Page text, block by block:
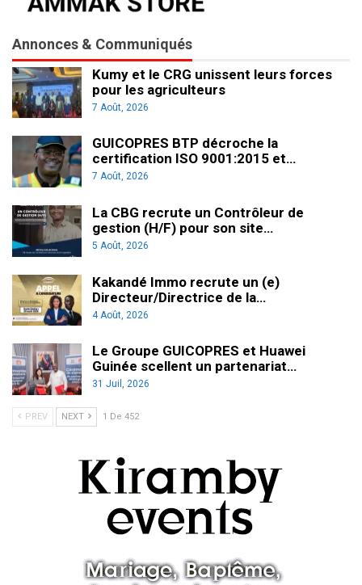
Annonces & Communiqués
Kumy et le CRG unissent leurs forces
pour les agriculteurs
7 Août, 2026
GUICOPRES BTP décroche la
certification ISO 9001:2015 et…
7 Août, 2026
La CBG recrute un Contrôleur de
gestion (H/F) pour son site…
5 Août, 2026
Kakandé Immo recrute un (e)
Directeur/Directrice de la…
4 Août, 2026
Le Groupe GUICOPRES et Huawei
Guinée scellent un partenariat…
31 Juil, 2026
PREV NEXT 1 De 452